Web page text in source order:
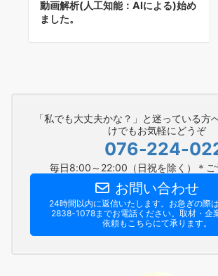
動画解析(人工知能：AIによる)始め
ました。
「私でも大丈夫かな？」と迷っている
けでもお気軽にどうぞ
076-224-
毎日8:00～22:00（日祝を除く）＊ご
お問い合わせ
24時間以内に返信いたします。お急ぎの際
2838-1078までお電話ください。​取材・企
依頼もこちらにて承ります。